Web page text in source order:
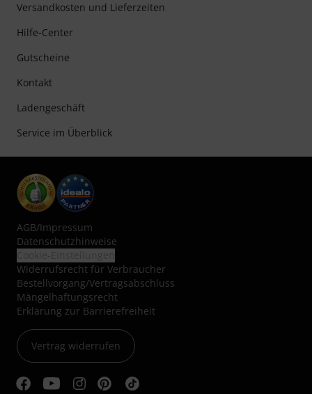
Versandkosten und Lieferzeiten
Hilfe-Center
Gutscheine
Kontakt
Ladengeschäft
Service im Überblick
AGB/Impressum
Datenschutzhinweise
Widerrufsrecht für Verbraucher
Bestellvorgang/Vertragsabschluss
Mängelhaftungsrecht
Erklärung zur Barrierefreiheit
Vertrag widerrufen